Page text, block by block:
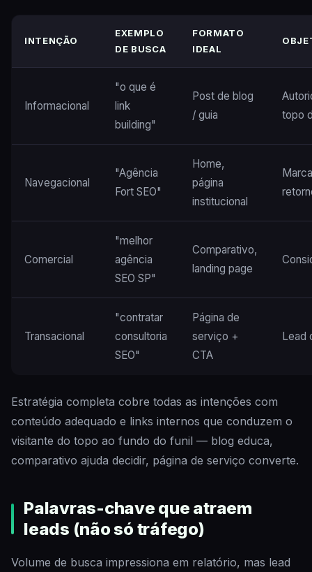
INTENÇÃO
EXEMPLO
DE BUSCA
FORMATO
IDEAL
Informacional
"o que é
link
building"
Post de blog
/ guia
topo
Navegacional
"Agência
Fort SEO"
Home,
página
institucional
Comercial
"melhor
agência
SEO SP"
Comparativo,
landing page
Transacional
"contratar
consultoria
SEO"
Página de
serviço +
CTA
Lead
Estratégia completa cobre todas as intenções com
conteúdo adequado e links internos que conduzem o
visitante do topo ao fundo do funil — blog educa,
comparativo ajuda decidir, página de serviço converte.
Palavras-chave que atraem
leads (não só tráfego)
Volume de busca impressiona em relatório, mas lead